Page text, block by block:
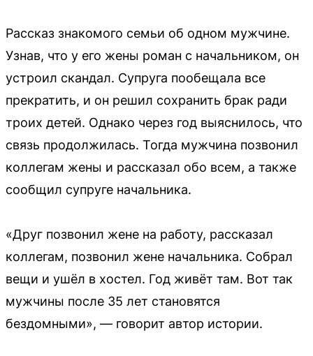
Рассказ знакомого семьи об одном мужчине.
Узнав, что у его жены роман с начальником, он
устроил скандал. Супруга пообещала все
прекратить, и он решил сохранить брак ради
троих детей. Однако через год выяснилось, что
связь продолжилась. Тогда мужчина позвонил
коллегам жены и рассказал обо всем, а также
сообщил супруге начальника.
«Друг позвонил жене на работу, рассказал
коллегам, позвонил жене начальника. Собрал
вещи и ушёл в хостел. Год живёт там. Вот так
мужчины после 35 лет становятся
бездомными», — говорит автор истории.